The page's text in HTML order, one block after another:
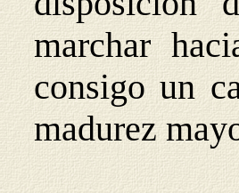
marchar
consigo un
madurez